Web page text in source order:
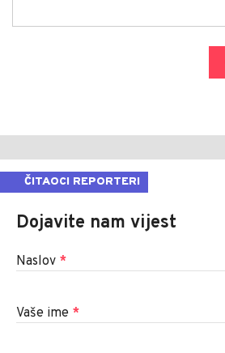
ČITAOCI REPORTERI
Dojavite nam vijest
Naslov *
Vaše ime *